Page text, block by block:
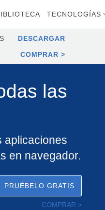
TECNOLOGÍAS
DESCARGAR
COMPRAR
las
aplicaciones
en navegador.
PRUÉBELO GRATIS
COMPRAR >